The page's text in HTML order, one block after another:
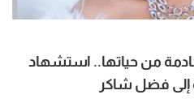
من حياتها.. استشهاد